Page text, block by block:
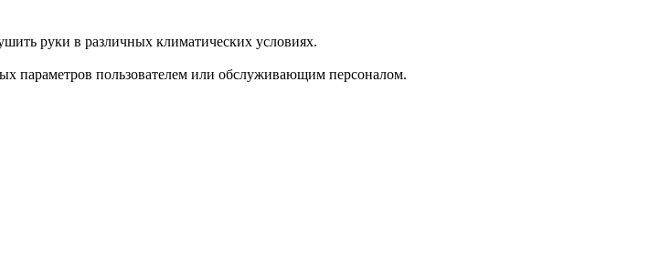
руки в различных климатических условиях.
параметров пользователем или обслуживающим персоналом.